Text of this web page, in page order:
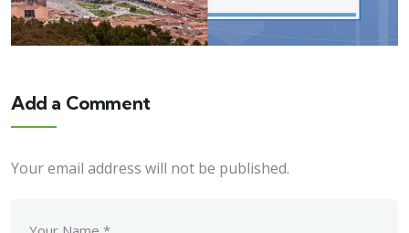
Add a Comment
Your email address will not be published.